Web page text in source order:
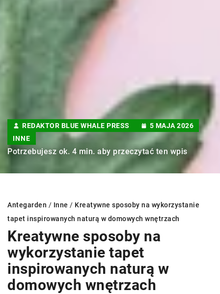
REDAKTOR BLUE WHALE PRESS
5 MAJA 2026
INNE
Potrzebujesz ok. 4 min. aby przeczytać ten wpis
Antegarden / Inne / Kreatywne sposoby na wykorzystanie
tapet inspirowanych naturą w domowych wnętrzach
Kreatywne sposoby na
wykorzystanie tapet
inspirowanych naturą w
domowych wnętrzach